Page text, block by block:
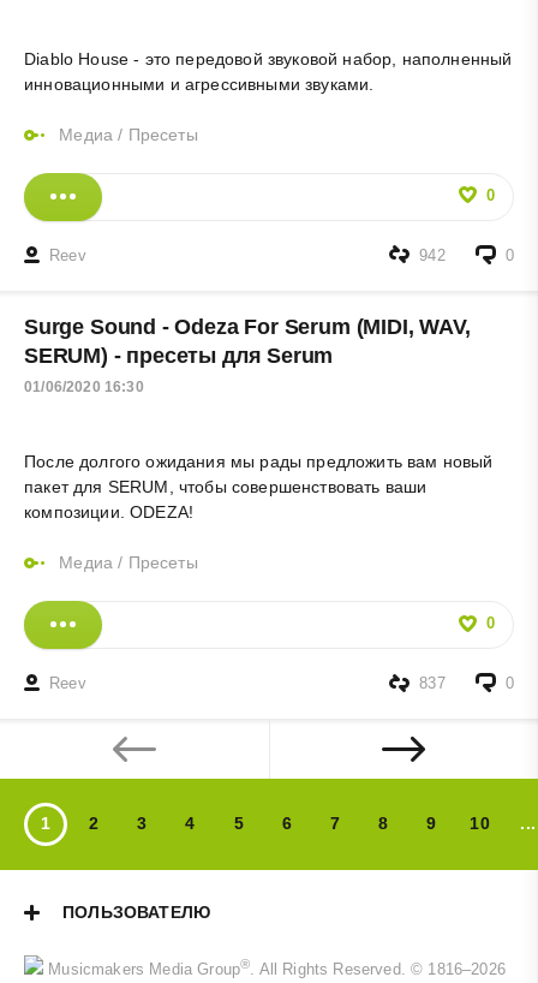
Diablo House - это передовой звуковой набор, наполненный
инновационными и агрессивными звуками.
Медиа / Пресеты
0
Reev 0
942
Surge Sound - Odeza For Serum (MIDI, WAV,
SERUM) - пресеты для Serum
01/06/2020 16:30
После долгого ожидания мы рады предложить вам новый
пакет для SERUM, чтобы совершенствовать ваши
композиции. ODEZA!
Медиа / Пресеты
0
Reev 0
837
1 2 3 4 5 6 7 8 9 10 ...
ПОЛЬЗОВАТЕЛЮ
Musicmakers Media Group®. All Rights Reserved. © 1816–2026